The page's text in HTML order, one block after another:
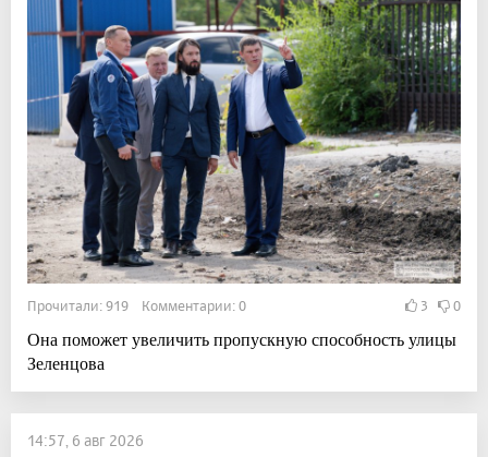
Прочитали: 919 Комментарии: 0 3 0
Она поможет увеличить пропускную способность улицы
Зеленцова
14:57, 6 авг 2026